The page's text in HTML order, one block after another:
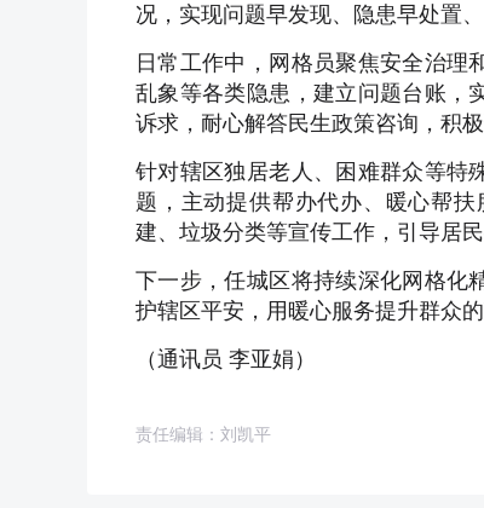
况，实现问题早发现、隐患早处置、
日常工作中，网格员聚焦安全治理
乱象等各类隐患，建立问题台账，
诉求，耐心解答民生政策咨询，积
针对辖区独居老人、困难群众等特
题，主动提供帮办代办、暖心帮
建、垃圾分类等宣传工作，引导居
下一步，任城区将持续深化网格化
护辖区平安，用暖心服务提升群众
（通讯员 李亚娟）
责任编辑：刘凯平